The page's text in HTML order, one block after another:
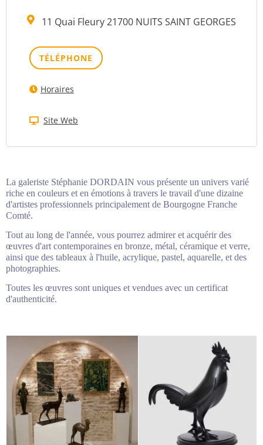
11 Quai Fleury 21700 NUITS SAINT GEORGES
TÉLÉPHONE
Horaires
Site Web
La galeriste Stéphanie DORDAIN vous présente un univers varié
riche en couleurs et en émotions à travers le travail d'une dizaine
d'artistes professionnels principalement de Bourgogne Franche
Comté.
Tout au long de l'année, vous pourrez admirer et acquérir des
œuvres d'art contemporaines en bronze, métal, céramique et verre,
ainsi que des tableaux à l'huile, acrylique, pastel, aquarelle, et des
photographies.
Toutes les œuvres sont uniques et vendues avec un certificat
d'authenticité.